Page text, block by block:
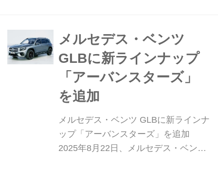
ンだ。
メルセデス・ベンツ
GLBに新ラインナップ
「アーバンスターズ」
を追加
メルセデス・ベンツ GLBに新ラインナ
ップ「アーバンスターズ」を追加
2025年8月22日、メルセデス・ベンツ